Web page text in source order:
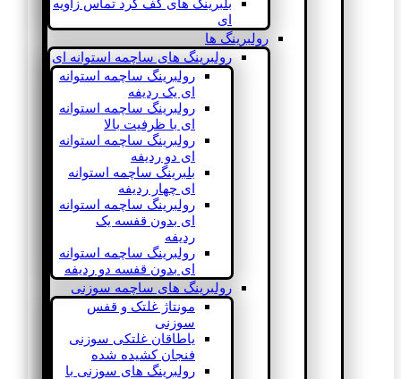
بلبرینگ های کف گرد تماس زاویه
ای
رولبرینگ ها
رولبرینگ های ساچمه استوانه ای
رولبرینگ ساچمه استوانه
ای یک ردیفه
رولبرینگ ساچمه استوانه
ای با ظرفیت بالا
رولبرینگ ساچمه استوانه
ای دو ردیفه
بلبرینگ ساچمه استوانه
ای چهار ردیفه
رولبرینگ ساچمه استوانه
ای بدون قفسه یک
ردیفه
رولبرینگ ساچمه استوانه
ای بدون قفسه دو ردیفه
رولبرینگ های ساچمه سوزنی
مونتاژ غلتک و قفس
سوزنی
یاطاقان غلتکی سوزنی
فنجان کشیده شده
رولبرینگ های سوزنی با